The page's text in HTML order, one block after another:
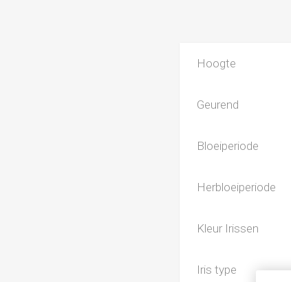
Hoogte
Geurend
Bloeiperiode
Herbloeiperiode
Kleur Irissen
Iris type